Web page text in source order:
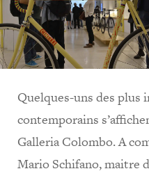
Quelques-uns des plus
contemporains
Galleria Colombo. A
Mario Schifano, maitre